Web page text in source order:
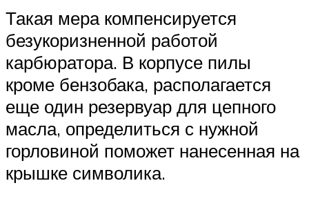
Такая мера компенсируется
безукоризненной работой
карбюратора. В корпусе пилы
кроме бензобака, располагается
еще один резервуар для цепного
масла, определиться с нужной
горловиной поможет нанесенная на
крышке символика.